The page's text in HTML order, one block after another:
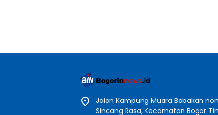
Jalan Kampung Muara Babakan
Sindang Rasa, Kecamatan Bogor